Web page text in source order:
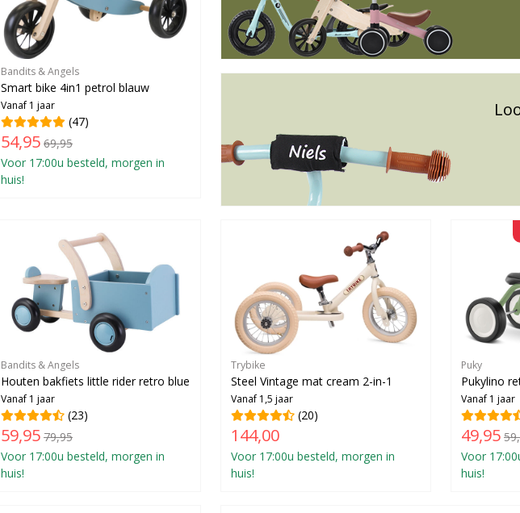
Bandits & Angels
Smart bike 4in1 petrol blauw
Vanaf 1 jaar
(47)
54,95 69,95
Voor 17:00u besteld, morgen in
huis!
Bandits & Angels
Houten bakfiets little rider retro blue
Vanaf 1 jaar
(23)
59,95 79,95
Voor 17:00u besteld, morgen in
huis!
Trybike
Steel Vintage mat cream 2-in-1
Vanaf 1,5 jaar
(20)
144,00
Voor 17:00u besteld, morgen in
huis!
Puky
Pukylino
Vanaf 1 jaar
49,95
Voor
huis!